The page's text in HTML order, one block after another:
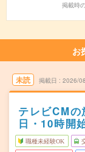
掲載時
お
未読 掲載日 2026/
テレビCM
日・10時開
職種未経験OK